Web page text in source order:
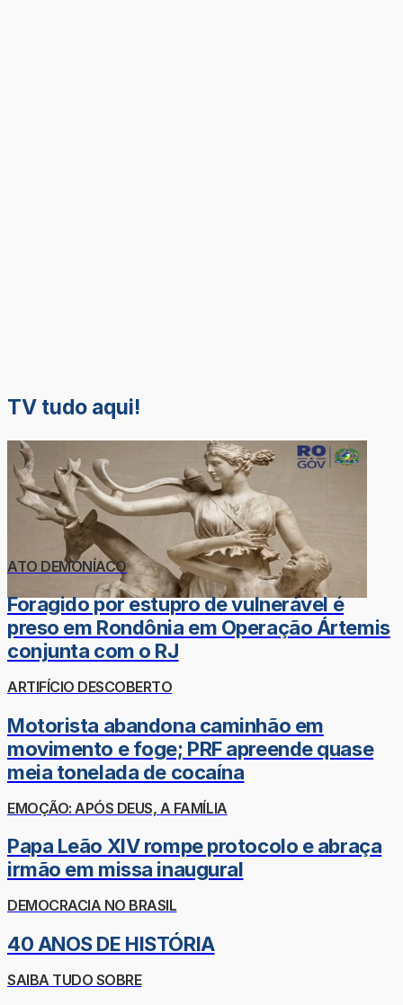
TV tudo aqui!
ATO DEMONÍACO
Foragido por estupro de vulnerável é
preso em Rondônia em Operação Ártemis
conjunta com o RJ
ARTIFÍCIO DESCOBERTO
Motorista abandona caminhão em
movimento e foge; PRF apreende quase
meia tonelada de cocaína
EMOÇÃO: APÓS DEUS, A FAMÍLIA
Papa Leão XIV rompe protocolo e abraça
irmão em missa inaugural
DEMOCRACIA NO BRASIL
40 ANOS DE HISTÓRIA
SAIBA TUDO SOBRE